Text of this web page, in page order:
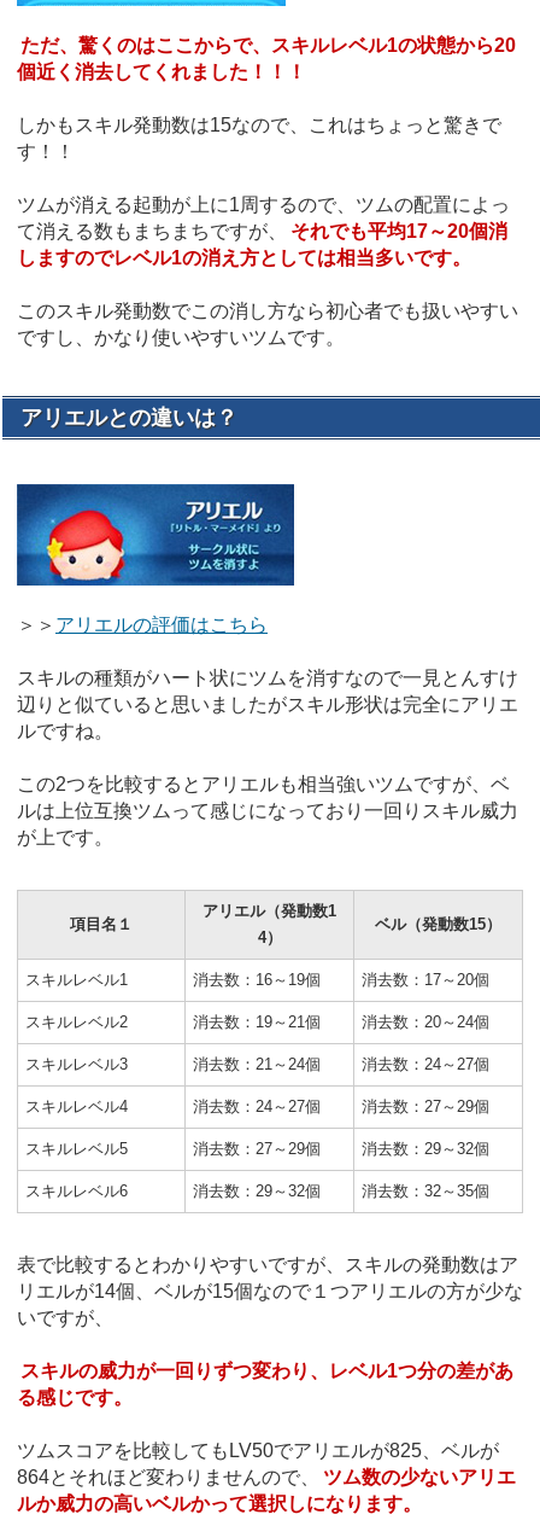
ただ、驚くのはここからで、スキルレベル1の状態から20
個近く消去してくれました！！！
しかもスキル発動数は15なので、これはちょっと驚きで
す！！
ツムが消える起動が上に1周するので、ツムの配置によっ
て消える数もまちまちですが、
それでも平均17～20個消
しますのでレベル1の消え方としては相当多いです。
このスキル発動数でこの消し方なら初心者でも扱いやすい
ですし、かなり使いやすいツムです。
アリエルとの違いは？
＞＞ アリエルの評価はこちら
スキルの種類がハート状にツムを消すなので一見とんすけ
辺りと似ていると思いましたがスキル形状は完全にアリエ
ルですね。
この2つを比較するとアリエルも相当強いツムですが、ベ
ルは上位互換ツムって感じになっており一回りスキル威力
が上です。
項目名１
アリエル（発動数1
4）
ベル（発動数15）
スキルレベル1 消去数：16～19個 消去数：17～20個
スキルレベル2 消去数：19～21個 消去数：20～24個
スキルレベル3 消去数：21～24個 消去数：24～27個
スキルレベル4 消去数：24～27個 消去数：27～29個
スキルレベル5 消去数：27～29個 消去数：29～32個
スキルレベル6 消去数：29～32個 消去数：32～35個
表で比較するとわかりやすいですが、スキルの発動数はア
リエルが14個、ベルが15個なので１つアリエルの方が少な
いですが、
スキルの威力が一回りずつ変わり、レベル1つ分の差があ
る感じです。
ツムスコアを比較してもLV50でアリエルが825、ベルが
864とそれほど変わりませんので、
ツム数の少ないアリエ
ルか威力の高いベルかって選択しになります。